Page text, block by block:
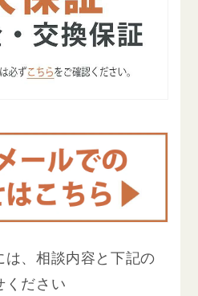
は、相談内容と下記の
ください